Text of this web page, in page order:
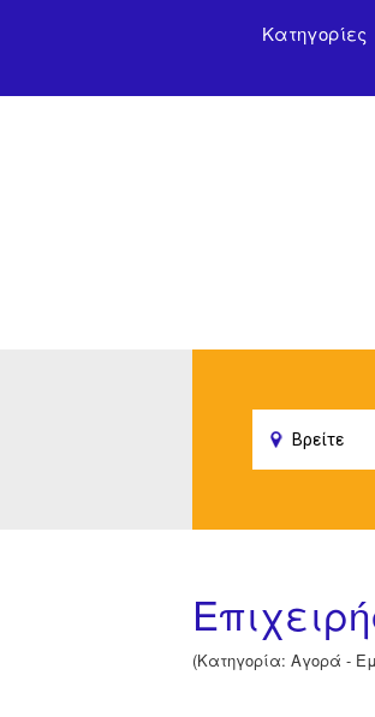
Κατηγορίες
(Κατηγορία: Αγορά -